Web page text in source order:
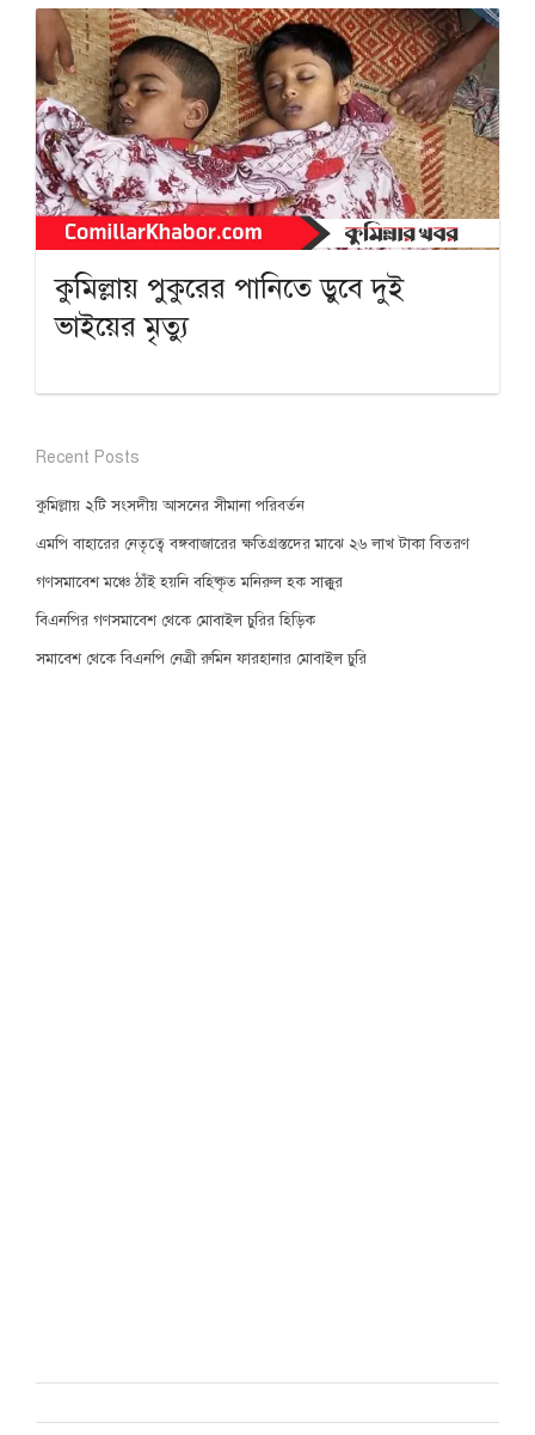
কুমিল্লায় পুকুরের পানিতে ডুবে দুই
ভাইয়ের মৃত্যু
Recent Posts
কুমিল্লায় ২টি সংসদীয় আসনের সীমানা পরিবর্তন
এমপি বাহারের নেতৃত্বে বঙ্গবাজারের ক্ষতিগ্রস্তদের মাঝে ২৬ লাখ টাকা বিতরণ
গণসমাবেশ মঞ্চে ঠাঁই হয়নি বহিষ্কৃত মনিরুল হক সাক্কুর
বিএনপির গণসমাবেশ থেকে মোবাইল চুরির হিড়িক
সমাবেশ থেকে বিএনপি নেত্রী রুমিন ফারহানার মোবাইল চুরি